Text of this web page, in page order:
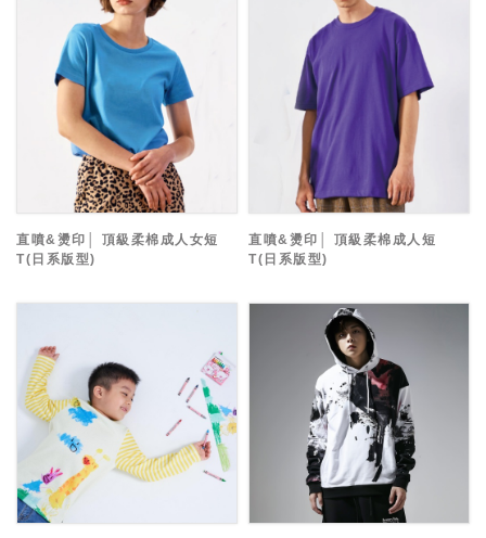
直噴&燙印│ 頂級柔棉成人女短
T(日系版型)
直噴&燙印│ 頂級柔棉成人短
T(日系版型)